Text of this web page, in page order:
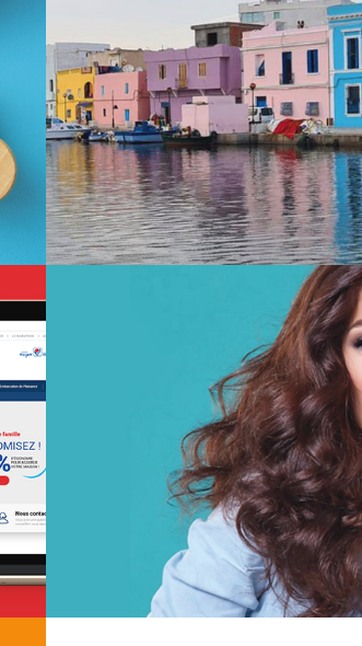
Activation digitale & média
Web, Intranet et Extranet
Plateformes digitales
Applications Mobiles
Web, Intranet et Extranet